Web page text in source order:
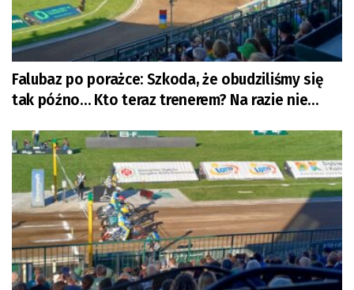
Falubaz po porażce: Szkoda, że obudziliśmy się
tak późno… Kto teraz trenerem? Na razie nie